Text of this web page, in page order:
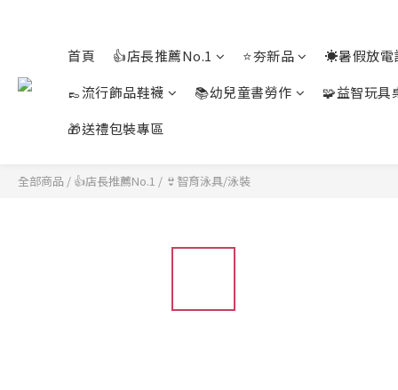
首頁 👍店長推薦No.1 ⭐夯新品
☀️暑假放電
👞流行飾品鞋襪
📚幼兒童書勞作
🧩益智玩具
🎁送禮包裝專區
全部商品 / 👍店長推薦No.1 / 👙智育泳具/泳裝